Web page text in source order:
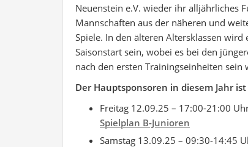
Neuenstein e.V. wieder ihr alljährliches
Mannschaften aus der näheren und
Spiele. In den älteren Altersklassen
Saisonstart sein, wobei es bei den
nach den ersten Trainingseinheiten sein
Der Hauptsponsoren in diesem Jahr
Freitag 12.09.25 – 17:00-21:00
Spielplan B-Junioren
Samstag 13.09.25 – 09:30-14:45